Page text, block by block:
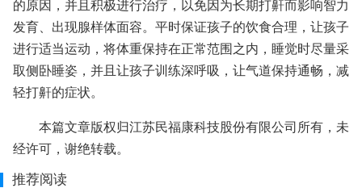
的原因，并且积极进行治疗，以免因为长期打鼾而影响智力
发育、出现腺样体面容。平时保证孩子的饮食合理，让孩子
进行适当运动，将体重保持在正常范围之内，睡觉时尽量采
取侧卧睡姿，并且让孩子训练深呼吸，让气道保持通畅，减
轻打鼾的症状。
本篇文章版权归江苏民福康科技股份有限公司所有，未
经许可，谢绝转载。
推荐阅读